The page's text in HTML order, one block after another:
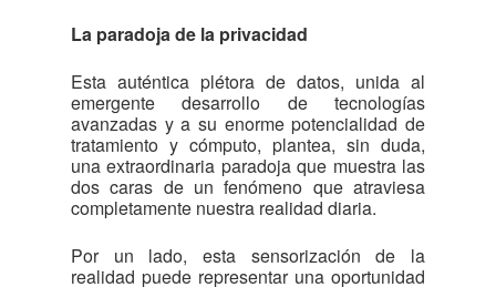
La paradoja de la privacidad
Esta auténtica plétora de datos, unida al
emergente desarrollo de tecnologías
avanzadas y a su enorme potencialidad de
tratamiento y cómputo, plantea, sin duda,
una extraordinaria paradoja que muestra las
dos caras de un fenómeno que atraviesa
completamente nuestra realidad diaria.
Por un lado, esta sensorización de la
realidad puede representar una oportunidad